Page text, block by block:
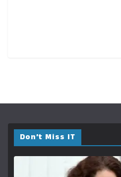
Don’t Miss IT